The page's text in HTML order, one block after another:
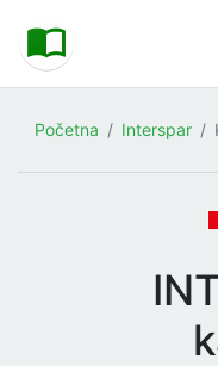
Početna Interspar